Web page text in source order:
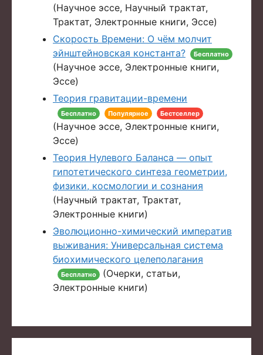
(Научное эссе, Научный трактат,
Трактат, Электронные книги, Эссе)
Скорость Времени: О чём молчит
эйнштейновская константа?
Бесплатно
(Научное эссе, Электронные книги,
Эссе)
Теория гравитации-времени
Бесплатно Популярное Бестселлер
(Научное эссе, Электронные книги,
Эссе)
Теория Нулевого Баланса — опыт
гипотетического синтеза геометрии,
физики, космологии и сознания
(Научный трактат, Трактат,
Электронные книги)
Эволюционно-химический императив
выживания: Универсальная система
биохимического целеполагания
Бесплатно
(Очерки, статьи,
Электронные книги)